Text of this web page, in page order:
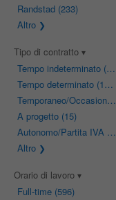
Randstad(233)
Altro
Tipo di contratto
Tempo indeterminato(543)
Tempo determinato(152)
Temporaneo/Occasionale
A progetto(15)
Autonomo/Partita IVA(13)
Altro
Orario di lavoro
Full-time(596)